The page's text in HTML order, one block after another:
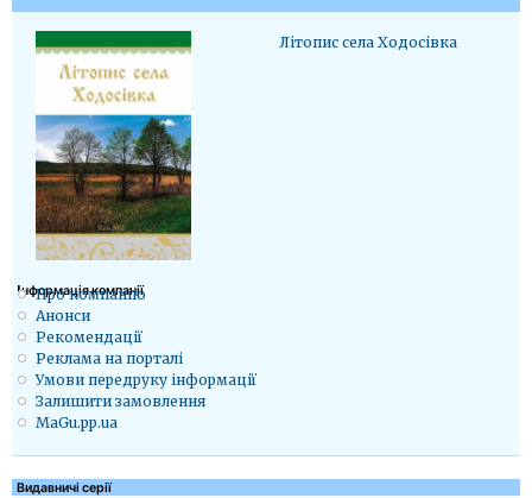
Літопис села Ходосівка
Iнформація компанії
Про компанію
Анонси
Рекомендації
Реклама на порталі
Умови передруку інформації
Залишити замовлення
MaGu.pp.ua
Видавничі серії